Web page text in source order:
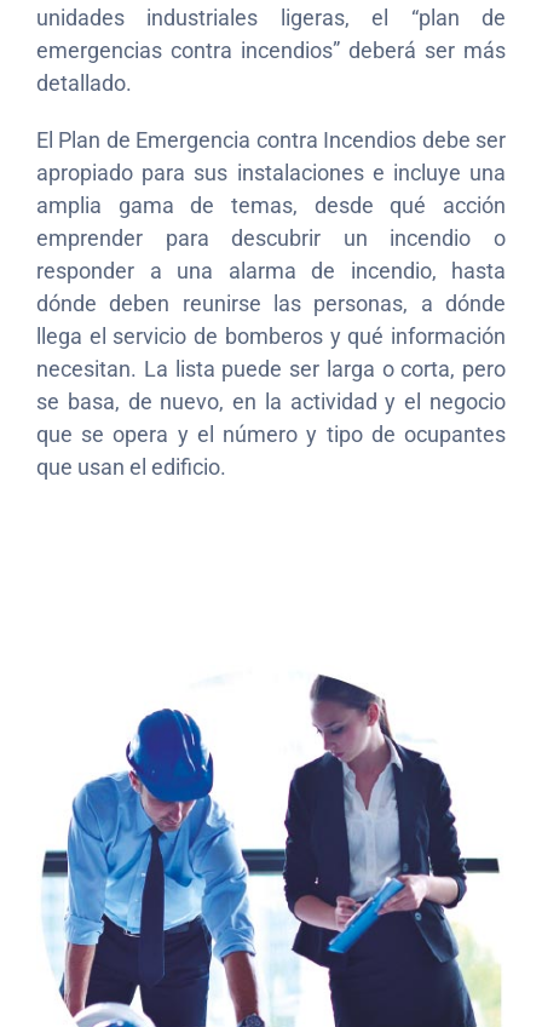
unidades industriales ligeras, el “plan de
emergencias contra incendios” deberá ser más
detallado.
El Plan de Emergencia contra Incendios debe ser
apropiado para sus instalaciones e incluye una
amplia gama de temas, desde qué acción
emprender para descubrir un incendio o
responder a una alarma de incendio, hasta
dónde deben reunirse las personas, a dónde
llega el servicio de bomberos y qué información
necesitan. La lista puede ser larga o corta, pero
se basa, de nuevo, en la actividad y el negocio
que se opera y el número y tipo de ocupantes
que usan el edificio.